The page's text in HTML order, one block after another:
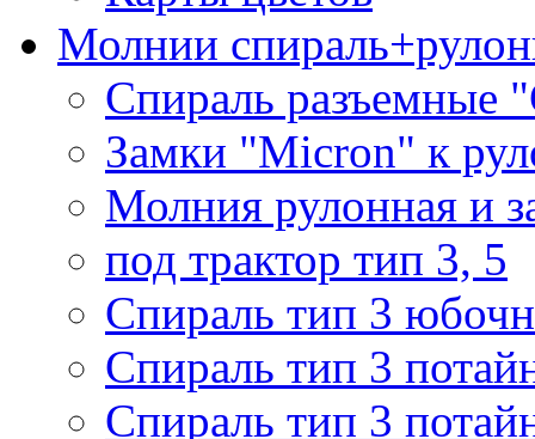
Молнии
Спираль разъемные
Замки "Micron" к
Молния рулонная и
под трактор тип 3, 5
Спираль тип 3
Спираль тип 3
Спираль тип 3